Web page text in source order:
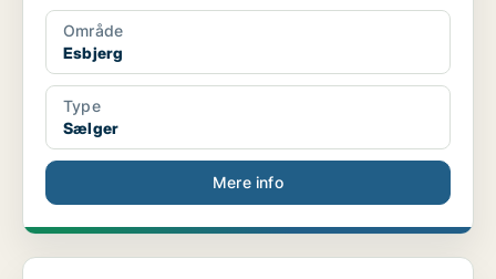
Område
Esbjerg
Type
Sælger
Mere info
Evalueringsansættelse som sygeplejerske på Esbjerg...